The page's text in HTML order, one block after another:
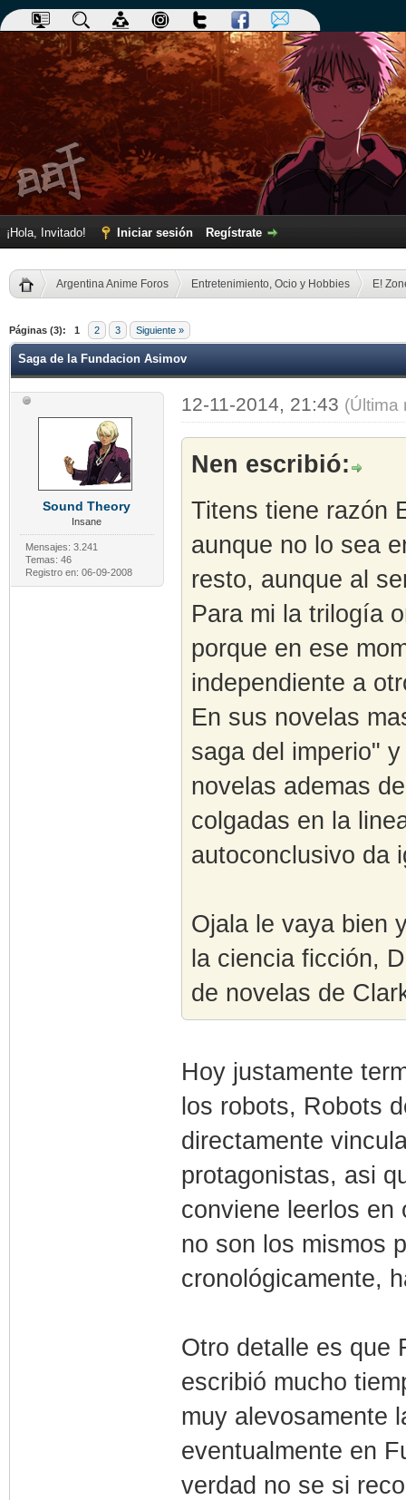
¡Hola, Invitado! Iniciar sesión Regístrate
Argentina Anime Foros Entretenimiento, Ocio y Hobbies E!
Páginas (3): 1 2 3 Siguiente »
Saga de la Fundacion Asimov
Sound Theory
Insane
Mensajes: 3.241
Temas: 46
Registro en: 06-09-2008
12-11-2014, 21:43 (Última
Nen escribió:
Titens tiene razón
aunque no lo sea
resto, aunque al
Para mi la trilogía
porque en ese
independiente a
En sus novelas
saga del imperio"
novelas ademas
colgadas en la
autoconclusivo da
Ojala le vaya bien
la ciencia ficción,
de novelas de
Hoy justamente
los robots, Robots
directamente
protagonistas, asi
conviene leerlos en
no son los mismos
cronológicamente,
Otro detalle es que
escribió mucho
muy alevosamente
eventualmente en
verdad no se si